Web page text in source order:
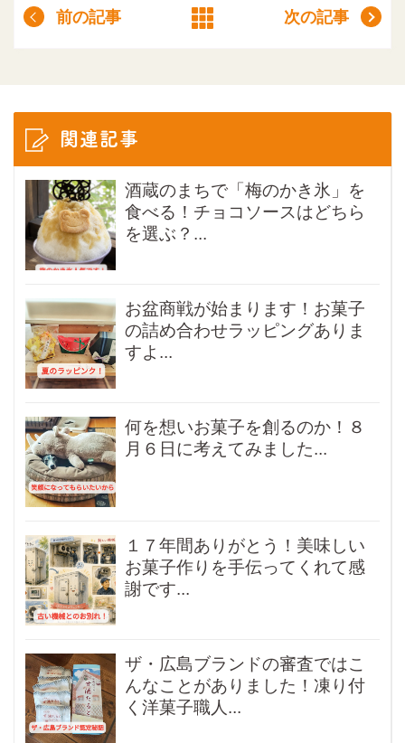
前の記事 次の記事
関連記事
酒蔵のまちで「梅のかき氷」を
食べる！チョコソースはどちら
を選ぶ？...
お盆商戦が始まります！お菓子
の詰め合わせラッピングありま
すよ...
何を想いお菓子を創るのか！８
月６日に考えてみました...
１７年間ありがとう！美味しい
お菓子作りを手伝ってくれて感
謝です...
ザ・広島ブランドの審査ではこ
んなことがありました！凍り付
く洋菓子職人...